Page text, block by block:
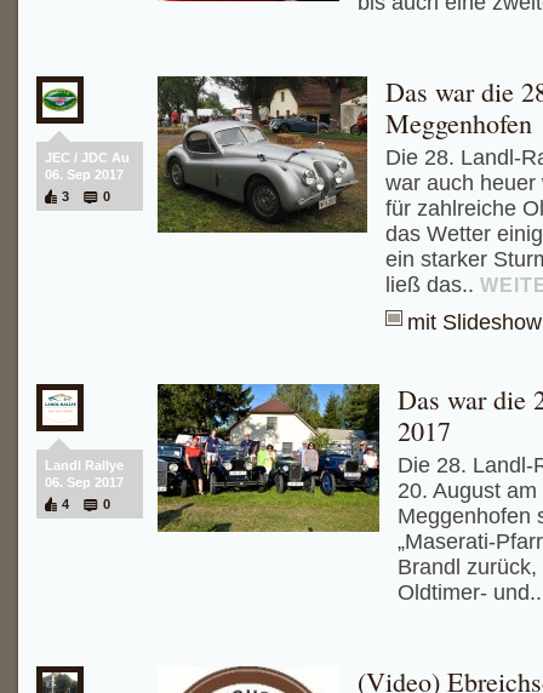
JEC / JDC Au
06. Sep 2017
3
0
Das war die
Meggenhofen
Die 28. Landl-
war auch
für zahlreiche
das Wetter
ein starker
ließ das..
mit Slideshow
Landl Rallye
06. Sep 2017
4
0
Das war die
2017
Die 28. Landl-
20. August
Meggenhofen
„Maserati-
Brandl
Oldtimer-
(Video)